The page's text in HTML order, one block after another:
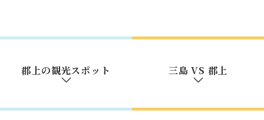
郡上の観光スポット 三島 VS 郡上